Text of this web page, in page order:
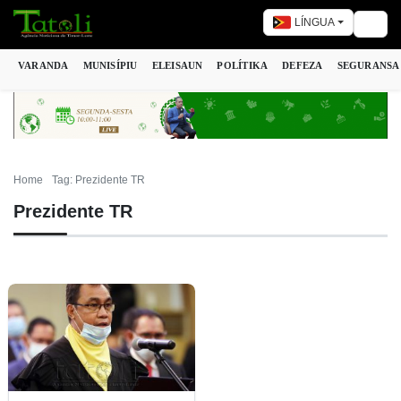
LÍNGUA
VARANDA MUNISÍPIU ELEISAUN POLÍTIKA DEFEZA SEGURANSA
Home Tag: Prezidente TR
Prezidente TR